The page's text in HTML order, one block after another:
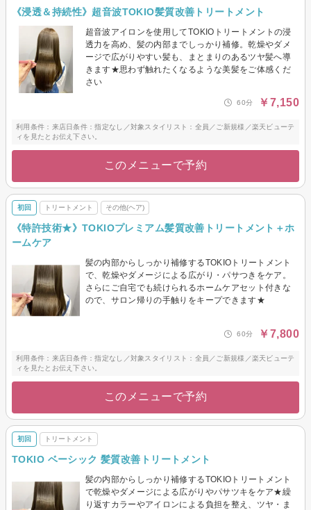
《浸透＆持続性》超音波TOKIO髪質改善トリートメント
超音波アイロンを使用してTOKIOトリートメントの浸
透力を高め、髪の内部までしっかり補修。乾燥やダメ
ージで広がりやすい髪も、まとまりのあるツヤ髪へ導
きます★思わず触れたくなるような美髪をご体感くだ
さい
60分 ￥7,150
利用条件：来店日条件：指定なし／対象スタイリスト：全員／ご新規様／楽天ビューテ
ィを見たとお伝え下さい。
このメニューで予約
初回 トリートメント その他(ヘア)
《特許技術★》TOKIOプレミアム髪質改善トリートメント＋ホ
ームケア
髪の内部からしっかり補修するTOKIOトリートメント
で、乾燥やダメージによる広がり・パサつきをケア。
さらにご自宅でも続けられるホームケアセット付きな
ので、サロン帰りの手触りをキープできます★
60分 ￥7,800
利用条件：来店日条件：指定なし／対象スタイリスト：全員／ご新規様／楽天ビューテ
ィを見たとお伝え下さい。
このメニューで予約
初回 トリートメント
TOKIO ベーシック 髪質改善トリートメント
髪の内部からしっかり補修するTOKIOトリートメント
で乾燥やダメージによる広がりやパサツキをケア★繰
り返すカラーやアイロンによる負担を整え、ツヤ・ま